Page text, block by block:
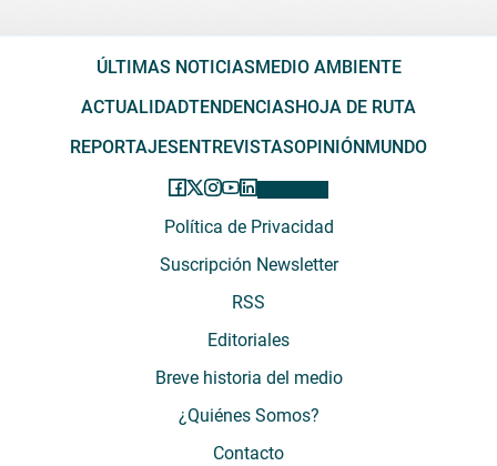
ÚLTIMAS NOTICIAS MEDIO AMBIENTE
ACTUALIDADTENDENCIAS HOJA DE RUTA
REPORTAJES ENTREVISTASOPINIÓN MUNDO
Política de Privacidad
Suscripción Newsletter
RSS
Editoriales
Breve historia del medio
¿Quiénes Somos?
Contacto